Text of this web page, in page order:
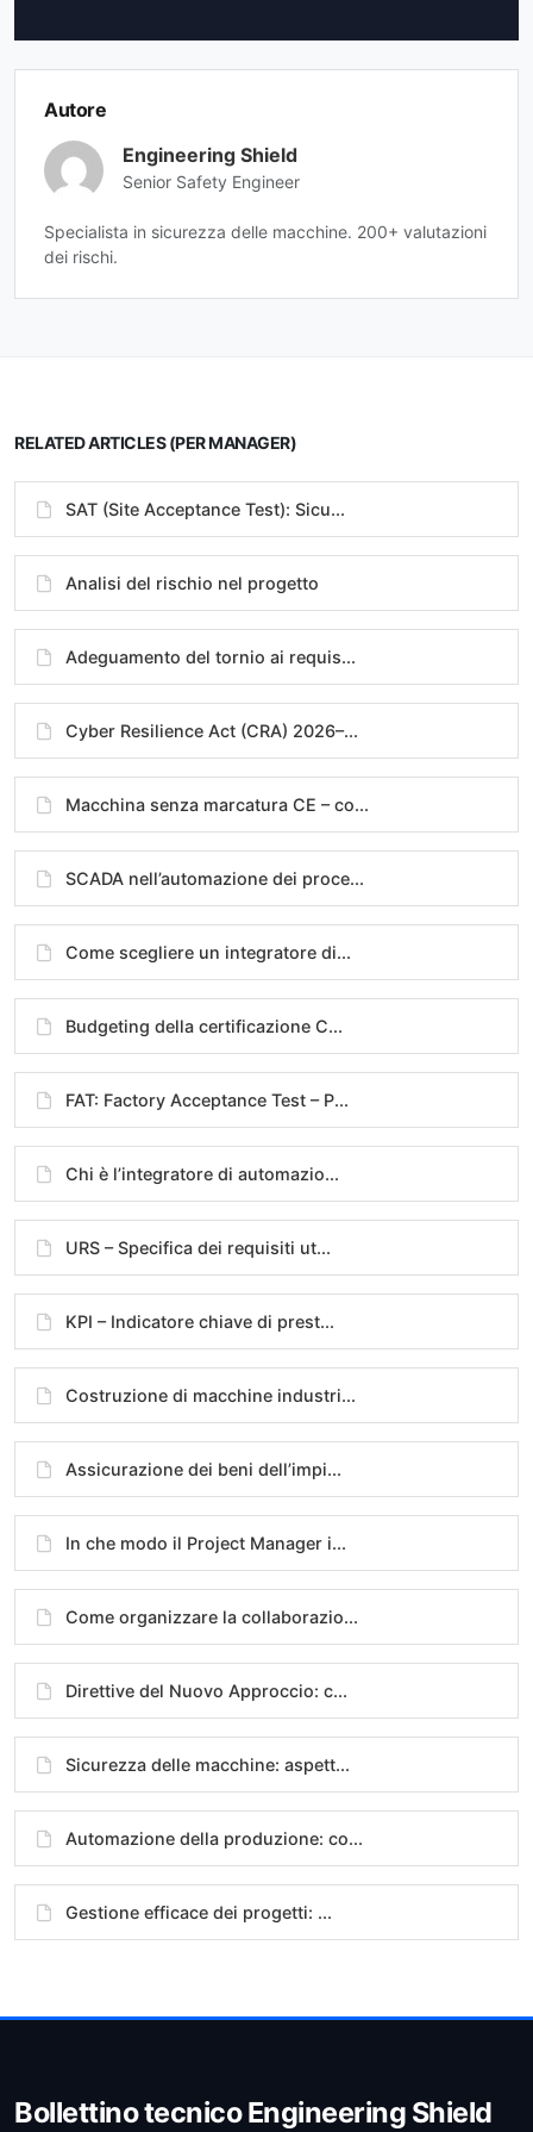
Autore
Engineering Shield
Senior Safety Engineer
Specialista in sicurezza delle macchine. 200+ valutazioni
dei rischi.
RELATED ARTICLES (PER MANAGER)
SAT (Site Acceptance Test): Sicu...
Analisi del rischio nel progetto
Adeguamento del tornio ai requis...
Cyber Resilience Act (CRA) 2026–...
Macchina senza marcatura CE – co...
SCADA nell’automazione dei proce...
Come scegliere un integratore di...
Budgeting della certificazione C...
FAT: Factory Acceptance Test – P...
Chi è l’integratore di automazio...
URS – Specifica dei requisiti ut...
KPI – Indicatore chiave di prest...
Costruzione di macchine industri...
Assicurazione dei beni dell’impi...
In che modo il Project Manager i...
Come organizzare la collaborazio...
Direttive del Nuovo Approccio: c...
Sicurezza delle macchine: aspett...
Automazione della produzione: co...
Gestione efficace dei progetti: ...
Bollettino tecnico Engineering Shield